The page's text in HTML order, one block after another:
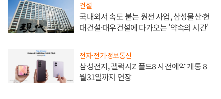
건설
국내외서 속도 붙는 원전 사업, 삼성물산·현
대건설·대우건설에 다가오는 '약속의 시간'
전자·전기·정보통신
삼성전자, 갤럭시Z 폴드8 사전예약 개통 8
월31일까지 연장